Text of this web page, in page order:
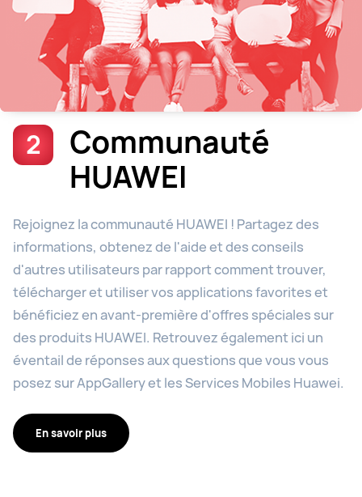
2
Communauté
HUAWEI
Rejoignez la communauté HUAWEI ! Partagez des
informations, obtenez de l'aide et des conseils
d'autres utilisateurs par rapport comment trouver,
télécharger et utiliser vos applications favorites et
bénéficiez en avant-première d'offres spéciales sur
des produits HUAWEI. Retrouvez également ici un
éventail de réponses aux questions que vous vous
posez sur AppGallery et les Services Mobiles Huawei.
En savoir plus